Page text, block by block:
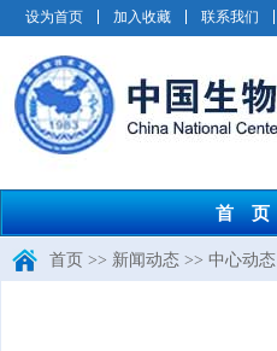
设为首页 加入收藏 联系我们
首 页
首页 >> 新闻动态 >> 中心动态